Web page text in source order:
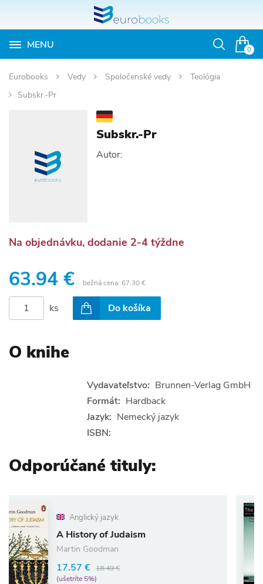
0
MENU
Otvoriť
Eurobooks Vedy Spoločenské vedy
Teológia
Subskr.-Pr
Subskr.-Pr
Autor:
Na objednávku, dodanie 2-4 týždne
63.94 € bežná cena: 67.30 €
ks Do košíka
O knihe
Vydavateľstvo: Brunnen-Verlag GmbH
Formát: Hardback
Jazyk: Nemecký jazyk
ISBN:
Odporúčané tituly:
Anglický jazyk
A History of Judaism
Martin Goodman
17.57 € 18.49 €
(ušetríte 5%)